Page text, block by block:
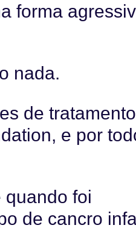
forma
nada.
de
e por
quando foi
de cancro